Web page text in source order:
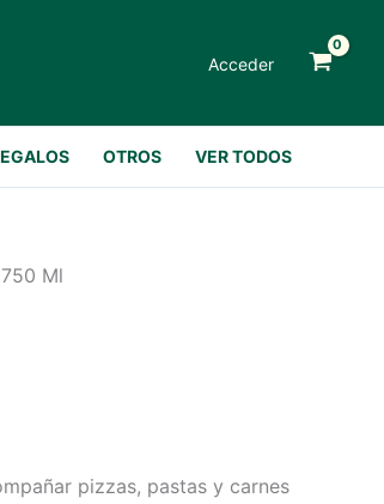
Acceder
OTROS VER TODOS
Ml
pizzas, pastas y carnes